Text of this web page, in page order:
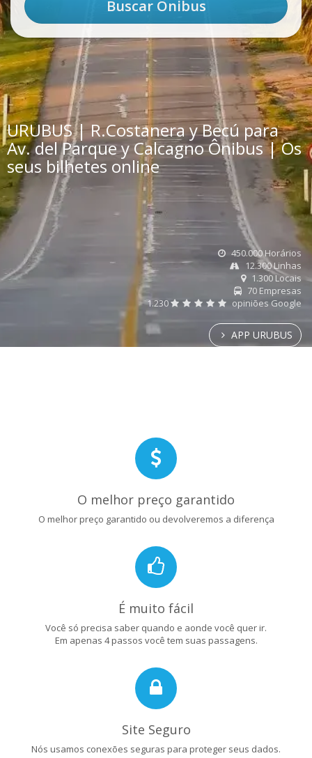
URUBUS | R.Costanera y Becú para
Av. del Parque y Calcagno Ônibus | Os
seus bilhetes online
450.000 Horários
12.300 Linhas
1.300 Locais
70 Empresas
1.230
opiniões Google
APP URUBUS
O melhor preço garantido
O melhor preço garantido ou devolveremos a diferença
É muito fácil
Você só precisa saber quando e aonde você quer ir.
Em apenas 4 passos você tem suas passagens.
Site Seguro
Nós usamos conexões seguras para proteger seus dados.